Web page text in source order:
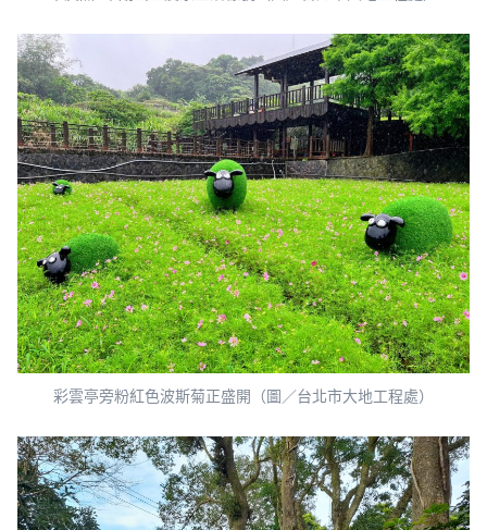
彩雲亭旁粉紅色波斯菊正盛開（圖／台北市大地工程處）